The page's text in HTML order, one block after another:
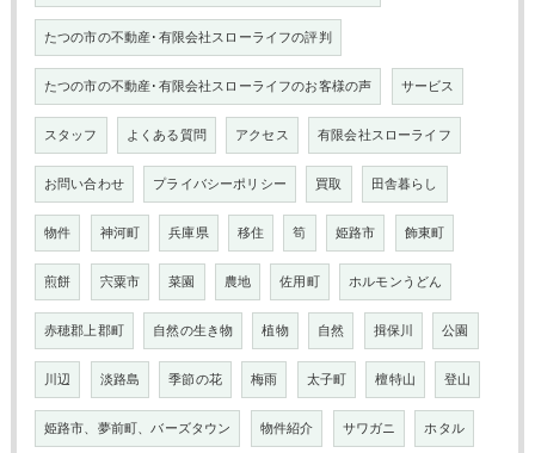
たつの市の不動産･有限会社スローライフの評判
たつの市の不動産･有限会社スローライフのお客様の声 サービス
スタッフ よくある質問 アクセス 有限会社スローライフ
お問い合わせ プライバシーポリシー 買取 田舎暮らし
物件 神河町 兵庫県 移住 筍 姫路市 飾東町
煎餅 宍粟市 菜園 農地 佐用町 ホルモンうどん
赤穂郡上郡町 自然の生き物 植物 自然 揖保川 公園
川辺 淡路島 季節の花 梅雨 太子町 檀特山 登山
姫路市、夢前町、バーズタウン 物件紹介 サワガニ ホタル